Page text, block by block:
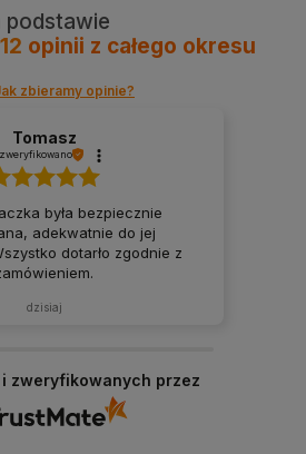
podstawie
opinii z całego okresu
zbieramy opinie?
Tomasz
zweryfikowano
była bezpiecznie
adekwatnie do jej
dotarło zgodnie z
dzisiaj
zweryfikowanych przez